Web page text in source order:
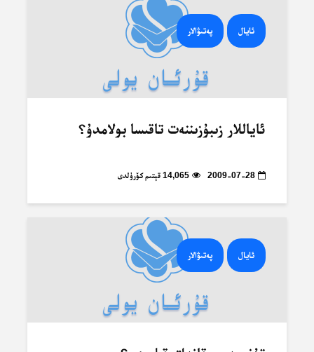
ئايال پەتىۋالار
ئاياللار زىبۇزىننەت تاقىسا بولامدۇ؟
2009-07-28 14,065 قېتىم كۆرۈلدى
ئايال پەتىۋالار